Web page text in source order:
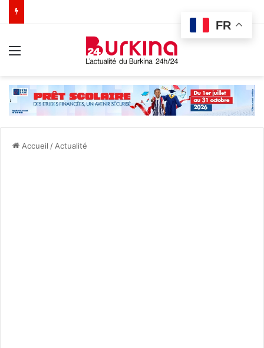
Accueil / Actualité
FR